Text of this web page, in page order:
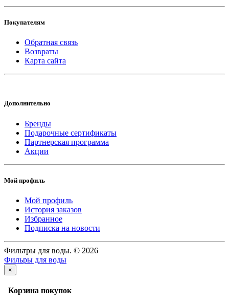
Покупателям
Обратная связь
Возвраты
Карта сайта
Дополнительно
Бренды
Подарочные сертификаты
Партнерская программа
Акции
Мой профиль
Мой профиль
История заказов
Избранное
Подписка на новости
Фильтры для воды. © 2026
Фильры для воды
×
Корзина покупок